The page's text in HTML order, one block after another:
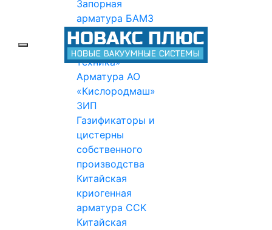
Запорная
арматура БАМЗ
Арматура НТК
«Криогенная
техника»
Арматура АО
«Кислородмаш»
ЗИП
Газификаторы и
цистерны
собственного
производства
Китайская
криогенная
арматура CCK
Китайская